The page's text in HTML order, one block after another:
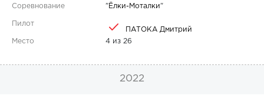
"Ёлки-Моталки"
ПАТОКА Дмитрий
4 из 26
2022